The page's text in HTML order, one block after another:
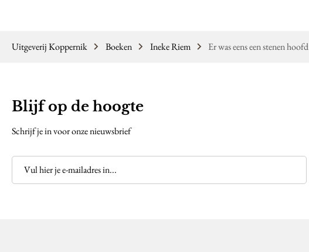
Uitgeverij Koppernik Boeken Ineke Riem Er was eens een stenen hoofd
Blijf op de hoogte
Schrijf je in voor onze nieuwsbrief